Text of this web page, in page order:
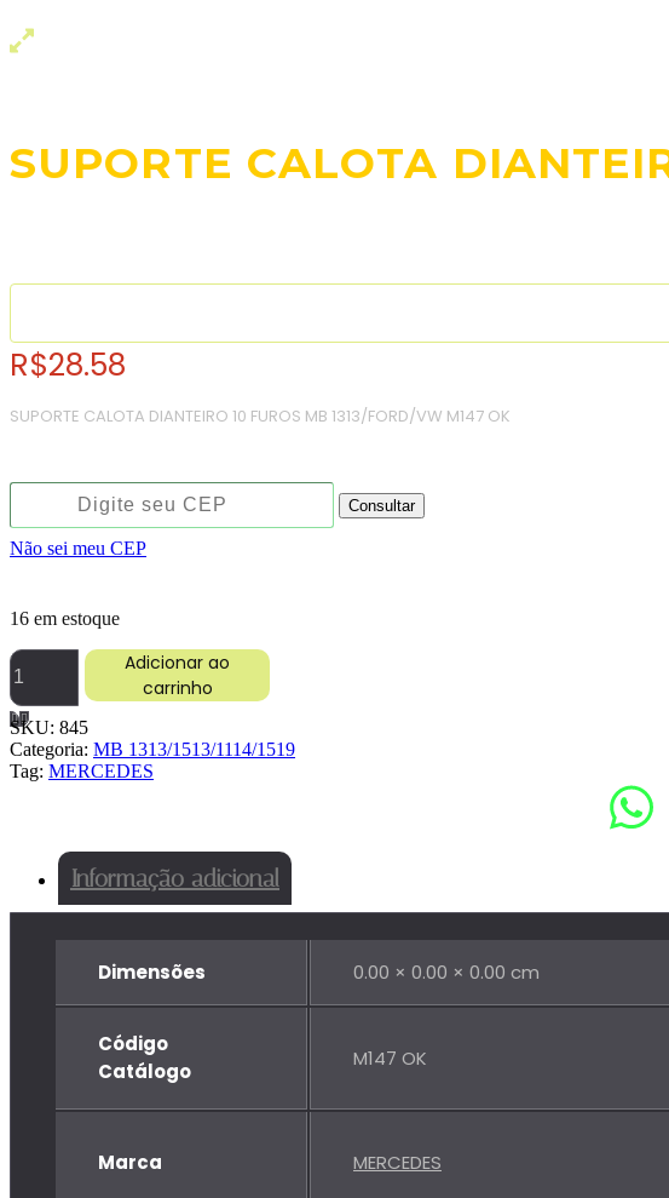
SUPORTE CALOTA
R$28.58
SUPORTE CALOTA DIANTEIRO 10 FUROS MB 1313/FORD/VW M147 OK
Consultar
Não sei meu CEP
16 em estoque
SUPORTE
CALOTA
DIANTEIRO
10
FUROS
MB
Adicionar ao
carrinho
SKU: 845
Categoria: MB 1313/1513/1114/1519
Tag: MERCEDES
Informação adicional
Dimensões 0.00 × 0.00 × 0.00 cm
Código
Catálogo
M147 OK
Marca MERCEDES